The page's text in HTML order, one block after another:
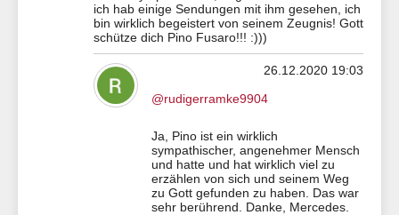
ich hab einige Sendungen mit ihm gesehen, ich
bin wirklich begeistert von seinem Zeugnis! Gott
schütze dich Pino Fusaro!!! :)))
26.12.2020 19:03
@rudigerramke9904
Ja, Pino ist ein wirklich
sympathischer, angenehmer Mensch
und hatte und hat wirklich viel zu
erzählen von sich und seinem Weg
zu Gott gefunden zu haben. Das war
sehr berührend. Danke, Mercedes.